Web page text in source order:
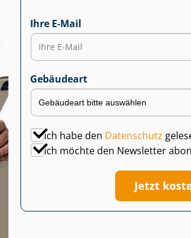
Ihre E-Mail
Gebäudeart
Ich habe den Datenschutz
Ich möchte den Newsletter
Jetzt